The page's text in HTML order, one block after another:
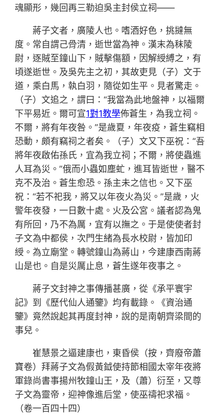
魂顯形，幾回再三勒迫吳主封侯立祠——
蔣子文者，廣陵人也。嗜酒好色，挑撻無
度。常自謂己骨清，逝世當為神。漢末為秣陵
尉，逐賊至鐘山下，賊擊傷額，因解綬縛之，有
頃遂逝世。及吳先主之初，其故吏見（子）文于
道，乘白馬，執白羽，隨從如生平。見者驚走。
（子）文追之，謂曰：“我當為此地盤神，以福爾
下平易近。爾可宣1對1教學佈蒼生，為我立祠。
不爾，將有年夜咎。”是歲夏，年夜疫，蒼生竊相
恐動，頗有竊祠之者矣。（子）文又下巫祝：“吾
將年夜啟佑孫氏，宜為我立祠；不爾，將使蟲進
人耳為災。”俄而小蟲如塵虻，進耳皆逝世，醫不
克不及治。蒼生愈恐。孫主未之信也。又下巫
祝：“若不祀我，將又以年夜火為災。”是歲，火
警年夜發，一日數十處。火及公宮。議者認為鬼
有所回，乃不為厲，宜有以撫之。于是使使者封
子文為中都侯，次門生緒為長水校尉，皆加印
綬。為立廟堂。轉號鐘山為蔣山，今建康西南蔣
山是也。自是災厲止息，蒼生遂年夜事之。
蔣子文封神之事傳播甚廣，從《承平寰宇
記》到《歷代仙人通鑒》均有載錄。《資治通
鑒》竟然說起其再度封神，說的是南朝齊梁間的
事兒。
崔慧景之逼建康也，東昏侯（按，齊廢帝蕭
寶卷）拜蔣子文為假黃鉞使持節相國太宰年夜將
軍錄尚書事揚州牧鐘山王，及（蕭）衍至，又尊
子文為靈帝，迎神像進后堂，使巫禱祀求福。
（卷一百四十四）